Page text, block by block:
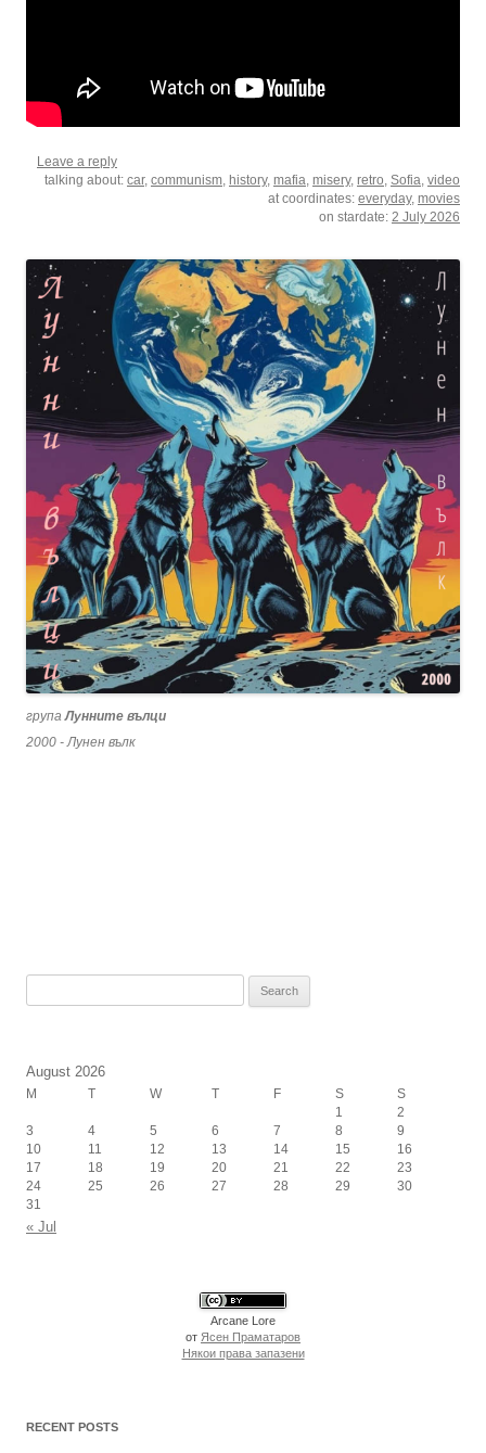
Leave a reply
talking about: car, communism history, mafia misery, retro Sofia video
at coordinates: everyday, movies
on stardate: 2 July 2026
групаЛунните вълци
2000 - Лунен вълк
August 2026
M T W T F S
S
1
2
3
4 5 6 7 8
9
10
11 12 13 14 15
16
17
18 19 20 21 22
23
24
25 26 27 28 29
30
31
« Jul
Arcane Lore
от Ясен Праматаров
Някои права запазени
RECENT POSTS